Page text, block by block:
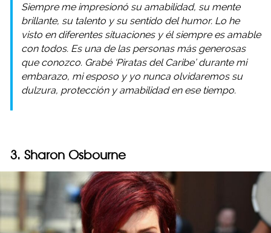
Siempre me impresionó su amabilidad, su mente
brillante, su talento y su sentido del humor. Lo he
visto en diferentes situaciones y él siempre es amable
con todos. Es una de las personas más generosas
que conozco. Grabé ‘Piratas del Caribe’ durante mi
embarazo, mi esposo y yo nunca olvidaremos su
dulzura, protección y amabilidad en ese tiempo.
3. Sharon Osbourne